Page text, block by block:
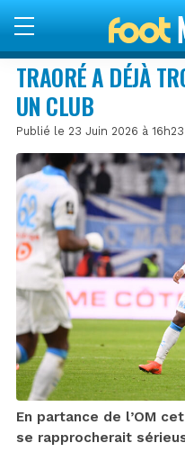
TRAORÉ A DÉJÀ
UN CLUB
Publié le 23 Juin 2026 à
En partance de l’OM
se rapprocherait